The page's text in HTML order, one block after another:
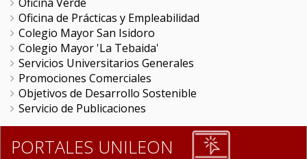
Oficina de Prácticas y Empleabilidad
Colegio Mayor San Isidoro
Colegio Mayor 'La Tebaida'
Servicios Universitarios Generales
Promociones Comerciales
Objetivos de Desarrollo Sostenible
Servicio de Publicaciones
PORTALES UNILEON